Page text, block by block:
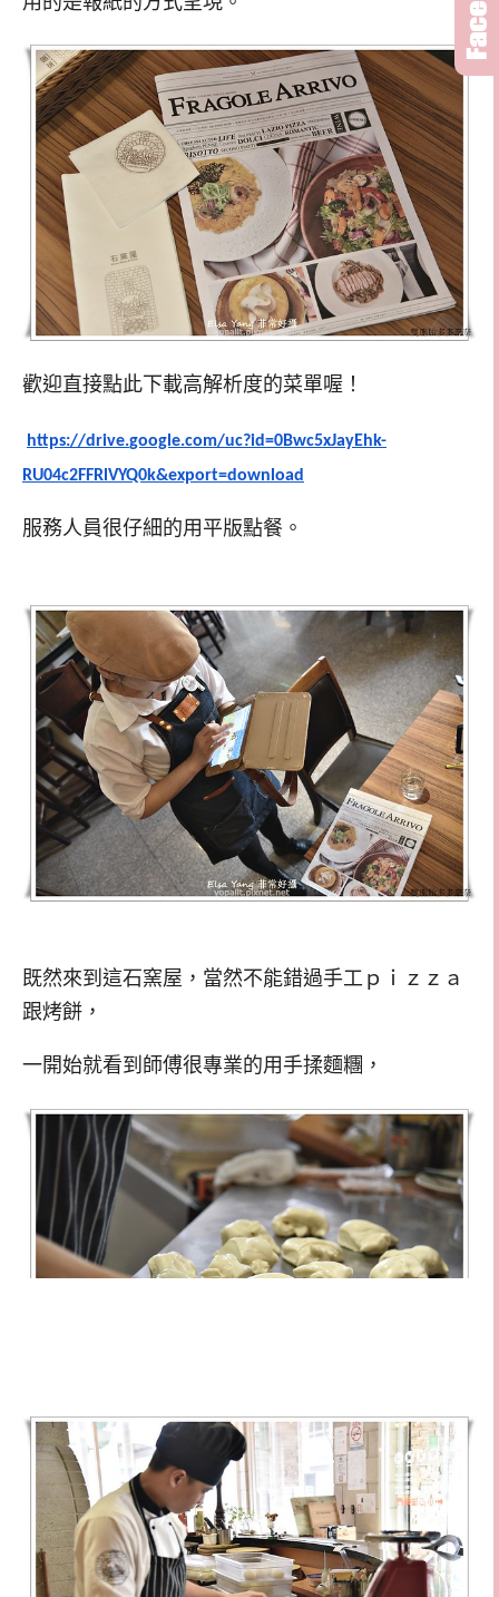
歡迎直接點此下載高解析度的菜單喔！
https://drive.google.com/uc?id=0Bwc5xJayEhk-
RU04c2FFRlVYQ0k&export=download
服務人員很仔細的用平版點餐。
既然來到這石窯屋，當然不能錯過手工ｐｉｚｚａ
跟烤餅，
一開始就看到師傅很專業的用手揉麵糰，